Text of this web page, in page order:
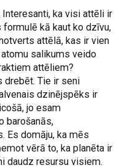
ka visi attēli ir
kā kaut ko dzīvu,
attēlā, kas ir vien
salikums veido
attēliem?
drebēt. Tie ir seni
dzinējspēks ir
jo esam
barošanās,
Es domāju, ka mēs
vērā to, ka planēta ir
daudz resursu visiem.